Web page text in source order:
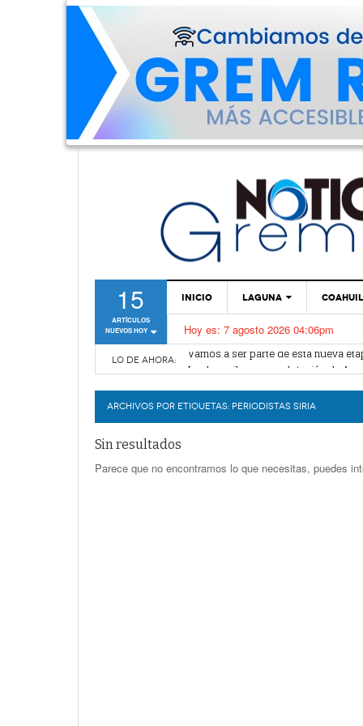
15
ARTÍCULOS
NUEVOS HOY
INICIO LAGUNA
TORREÓN
GÓMEZ PALACIO
Hoy es: 7 agosto 2026 04:06pm
LO DE AHORA:
Vamos a ser parte de esta nueva
Lerdo recibe mayor dotación de
Durango elegirá por insaculación y
Denuncian robo en oficinas de
Va Ayuntamiento de Lerdo por
ARCHIVOS POR ETIQUETAS: PERIODISTAS SIRIA
Sin resultados
Parece que no encontramos lo que necesitas, puedes